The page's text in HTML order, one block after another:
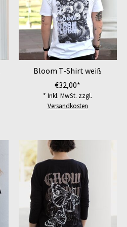
Bloom T-Shirt weiß
€32,00*
* Inkl. MwSt. zzgl.
Versandkosten